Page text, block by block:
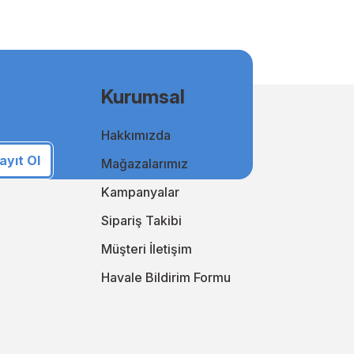
kullanıcılar için uygun fiyatlı ve kaliteli baskılar elde
takip ederek online alışveriş deneyiminizi sürekli
keşfedin!
Ol
Kurumsal
Hakkımızda
Mağazalarımız
Kampanyalar
Sipariş Takibi
Müşteri İletişim
Havale Bildirim Formu